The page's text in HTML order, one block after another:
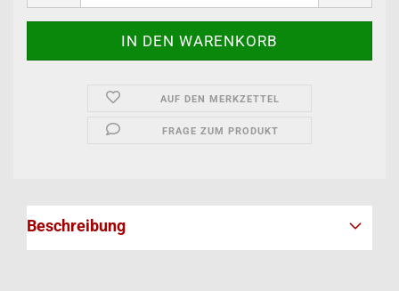
AUF DEN MERKZETTEL
FRAGE ZUM PRODUKT
Beschreibung